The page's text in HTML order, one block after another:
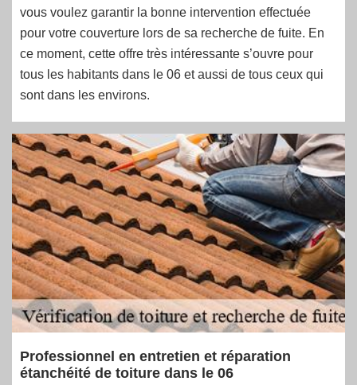
vous voulez garantir la bonne intervention effectuée
pour votre couverture lors de sa recherche de fuite. En
ce moment, cette offre très intéressante s’ouvre pour
tous les habitants dans le 06 et aussi de tous ceux qui
sont dans les environs.
Professionnel en entretien et réparation
étanchéité de toiture dans le 06